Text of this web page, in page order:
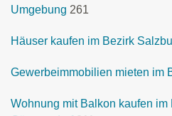
Umgebung 261
Häuser kaufen im Bezirk
Gewerbeimmobilien mieten im
Wohnung mit Balkon kaufen im